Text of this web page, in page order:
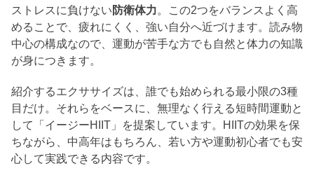
ストレスに負けない 防衛体力。この2つをバランスよく高
めることで、疲れにくく、強い自分へ近づけます。読み物
中心の構成なので、運動が苦手な方でも自然と体力の知識
が身につきます。
紹介するエクササイズは、誰でも始められる最小限の3種
目だけ。それらをベースに、無理なく行える短時間運動と
して「イージーHIIT」を提案しています。HIITの効果を保
ちながら、中高年はもちろん、若い方や運動初心者でも安
心して実践できる内容です。